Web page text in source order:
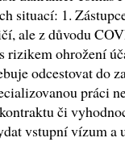
situací: 1.
ale z důvodu
rizikem ohrožení
odcestovat do
práci
či
vstupní vízum a